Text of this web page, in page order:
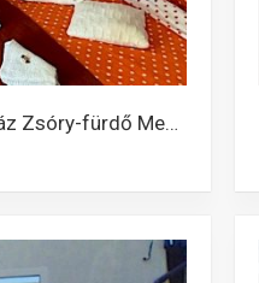
Csipke Vendégház Zsóry-fürdő Mezőkövesd